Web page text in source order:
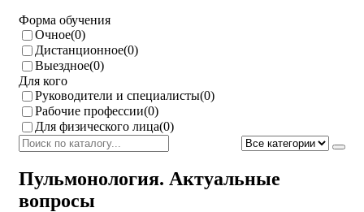
Форма обучения
Очное(0)
Дистанционное(0)
Выездное(0)
Для кого
Руководители и специалисты(0)
Рабочие профессии(0)
Для физического лица(0)
Пульмонология. Актуальные
вопросы